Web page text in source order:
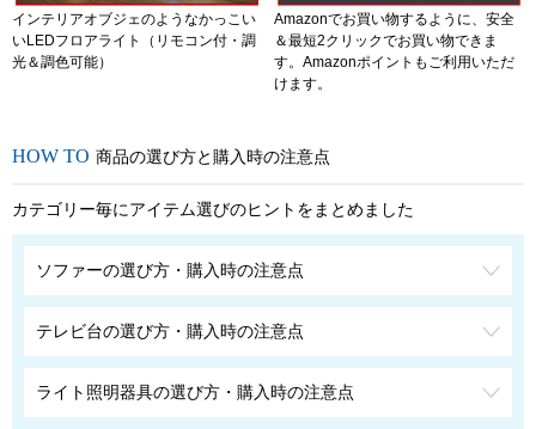
インテリアオブジェのようなかっこい
いLEDフロアライト（リモコン付・調
光＆調色可能）
Amazonでお買い物するように、安全
＆最短2クリックでお買い物できま
す。Amazonポイントもご利用いただ
けます。
商品の選び方と購入時の注意点
カテゴリー毎にアイテム選びのヒントをまとめました
ソファーの選び方・購入時の注意点
テレビ台の選び方・購入時の注意点
ライト照明器具の選び方・購入時の注意点